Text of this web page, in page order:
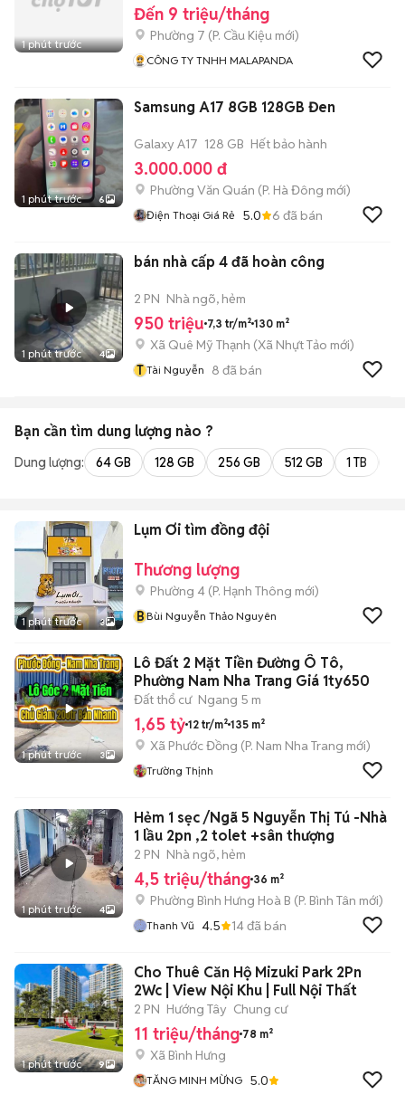
1 phút trước
Đến 9 triệu/tháng
Phường 7 (P. Cầu Kiệu mới)
CÔNG TY TNHH MALAPANDA
1 phút trước 6
Samsung A17 8GB 128GB Đen
Galaxy A17 128 GB Hết bảo hành
3.000.000 đ
Phường Văn Quán (P. Hà Đông mới)
Điện Thoại Giá Rẻ 5.0 6 đã bán
1 phút trước 4
bán nhà cấp 4 đã hoàn công
2 PN Nhà ngõ, hẻm
950 triệu 7,3 tr/m² 130 m²
Xã Quê Mỹ Thạnh (Xã Nhựt Tảo mới)
T Tài Nguyễn 8 đã bán
Bạn cần tìm dung lượng nào ?
Dung lượng: 64 GB 128 GB 256 GB 512 GB 1 TB
1 phút trước 3
Lụm Ơi tìm đồng đội
Thương lượng
Phường 4 (P. Hạnh Thông mới)
BBùi Nguyễn Thảo Nguyên
1 phút trước 3
Lô Đất 2 Mặt Tiền Đường Ô Tô,
Phường Nam Nha Trang Giá 1ty650
Đất thổ cư Ngang 5 m
1,65 tỷ 12 tr/m² 135 m²
Xã Phước Đồng (P. Nam Nha Trang mới)
Trường Thịnh
1 phút trước 4
Hẻm 1 sẹc /Ngã 5 Nguyễn Thị Tú -Nhà
1 lầu 2pn ,2 tolet +sân thượng
2 PN Nhà ngõ, hẻm
4,5 triệu/tháng 36 m²
Phường Bình Hưng Hoà B (P. Bình Tân mới)
Thanh Vũ 4.5 14đã bán
1 phút trước 9
Cho Thuê Căn Hộ Mizuki Park 2Pn
2Wc | View Nội Khu | Full Nội Thất
2 PN Hướng Tây Chung cư
11 triệu/tháng 78 m²
Xã Bình Hưng
TĂNG MINH MỪNG 5.0